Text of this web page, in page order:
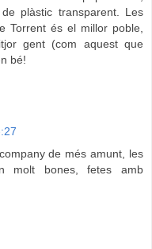
plàstic transparent. Les
Torrent és el millor poble,
gent (com aquest que
bé!
de més amunt, les
molt bones, fetes amb